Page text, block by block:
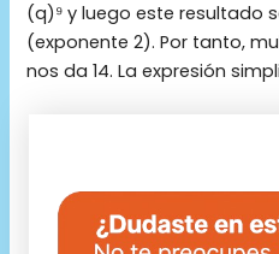
(q)⁹ y luego este resultado
(exponente 2). Por tanto,
nos da 14. La expresión